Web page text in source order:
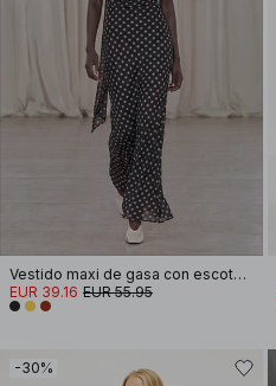
Vestido maxi de gasa con escote en cascada y pañuelo
EUR 39.16 EUR 55.95
-30%